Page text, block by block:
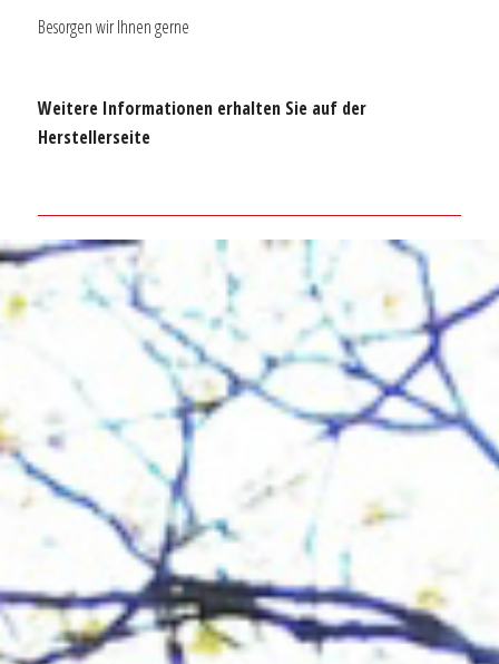
Besorgen wir Ihnen gerne
Weitere Informationen erhalten Sie auf der
Herstellerseite